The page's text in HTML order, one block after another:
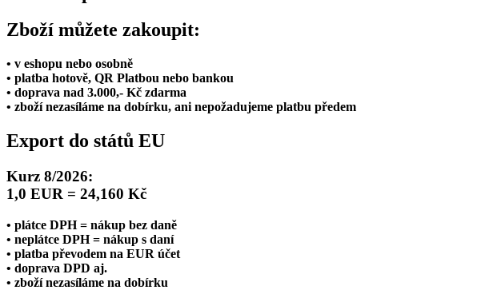
Zboží můžete zakoupit:
• v eshopu nebo osobně
• platba hotově, QR Platbou nebo bankou
• doprava nad 3.000,- Kč zdarma
• zboží nezasíláme na dobírku, ani nepožadujeme platbu předem
Export do států EU
Kurz 8/2026:
1,0 EUR = 24,160 Kč
• plátce DPH = nákup bez daně
• neplátce DPH = nákup s daní
• platba převodem na EUR účet
• doprava DPD aj.
• zboží nezasíláme na dobírku